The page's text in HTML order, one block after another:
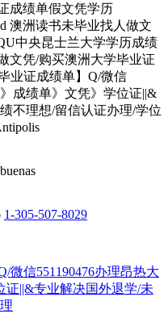
成绩单假文凭学历
澳洲读书未毕业找人做文
中央昆士兰大学学历成绩
文凭/购买澳洲大学毕业证
业证成绩单】Q/微信
成绩单》文凭》学位证||&
不理想/留信认证办理/学位
1-305-507-8029